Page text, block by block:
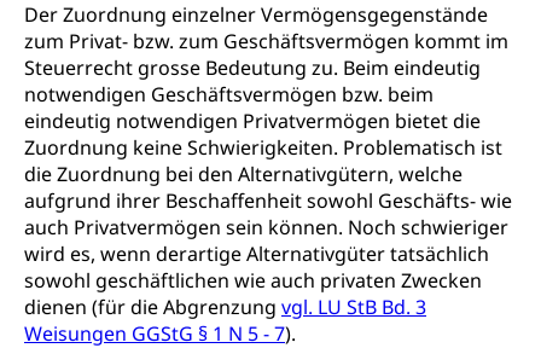
Der Zuordnung einzelner Vermögensgegenstände
zum Privat- bzw. zum Geschäftsvermögen kommt im
Steuerrecht grosse Bedeutung zu. Beim eindeutig
notwendigen Geschäftsvermögen bzw. beim
eindeutig notwendigen Privatvermögen bietet die
Zuordnung keine Schwierigkeiten. Problematisch ist
die Zuordnung bei den Alternativgütern, welche
aufgrund ihrer Beschaffenheit sowohl Geschäfts- wie
auch Privatvermögen sein können. Noch schwieriger
wird es, wenn derartige Alternativgüter tatsächlich
sowohl geschäftlichen wie auch privaten Zwecken
dienen (für die Abgrenzung vgl. LU StB Bd. 3
Weisungen GGStG § 1 N 5 - 7).